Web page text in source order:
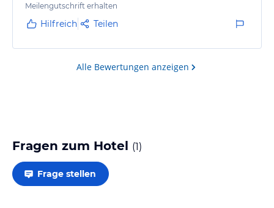
Meilengutschrift erhalten
Hilfreich Teilen
Alle Bewertungen anzeigen
Fragen zum Hotel (1)
Frage stellen